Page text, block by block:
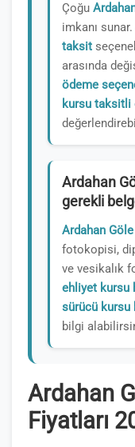
Çoğu
imkanı sunar.
taksit
arasında
ödeme
kursu taksitli
Ardahan
gerekli
Ardahan
fotokopisi,
ve vesikalık
ehliyet kursu
sürücü kursu
bilgi
Ardahan
Fiyatları